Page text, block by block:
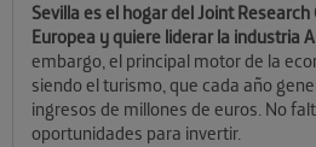
Sevilla es el hogar del Joint
Europea y quiere liderar la industria
embargo, el principal motor de la
siendo el turismo, que cada año
ingresos de millones de euros. No
oportunidades para invertir.